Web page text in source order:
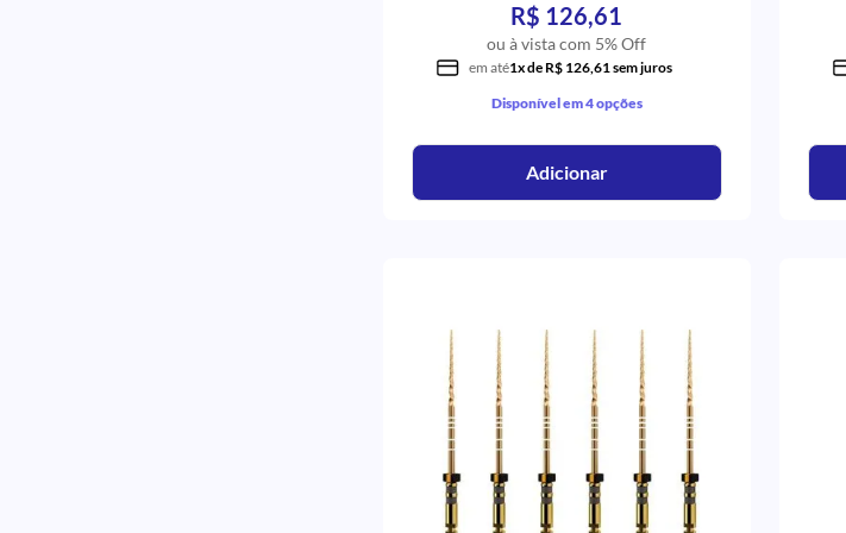
R$ 126,61
ou à vista com 5% Off
em até1x de R$ 126,61 sem juros
Disponível em 4 opções
Adicionar